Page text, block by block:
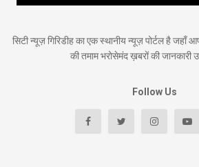
सिटी न्यूज़ गिरिडीह का एक स्थानीय न्यूज़ पोर्टल है जहाँ
की तमाम भरोसेमंद ख़बरों की जानकारी
Follow Us